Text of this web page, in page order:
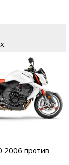
2006 против